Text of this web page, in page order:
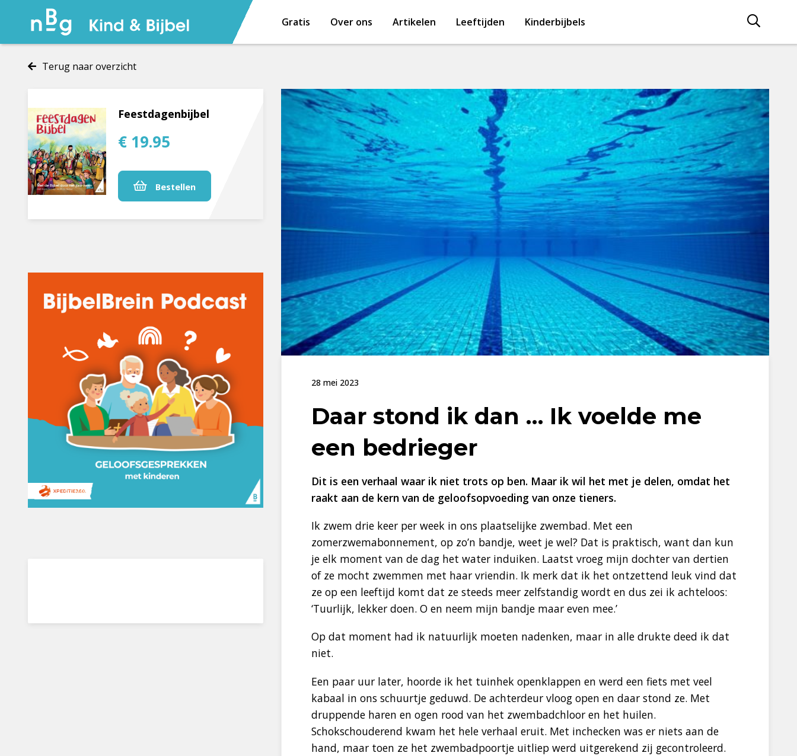
Gratis Over ons Artikelen Leeftijden Kinderbijbels
Terug naar overzicht
Feestdagenbijbel
€ 19.95
Bestellen
28 mei 2023
Daar stond ik dan … Ik voelde me
een bedrieger
Dit is een verhaal waar ik niet trots op ben. Maar ik wil het met je delen, omdat het
raakt aan de kern van de geloofsopvoeding van onze tieners.
Ik zwem drie keer per week in ons plaatselijke zwembad. Met een
zomerzwemabonnement, op zo’n bandje, weet je wel? Dat is praktisch, want dan kun
je elk moment van de dag het water induiken. Laatst vroeg mijn dochter van dertien
of ze mocht zwemmen met haar vriendin. Ik merk dat ik het ontzettend leuk vind dat
ze op een leeftijd komt dat ze steeds meer zelfstandig wordt en dus zei ik achteloos:
‘Tuurlijk, lekker doen. O en neem mijn bandje maar even mee.’
Op dat moment had ik natuurlijk moeten nadenken, maar in alle drukte deed ik dat
niet.
Een paar uur later, hoorde ik het tuinhek openklappen en werd een fiets met veel
kabaal in ons schuurtje geduwd. De achterdeur vloog open en daar stond ze. Met
druppende haren en ogen rood van het zwembadchloor en het huilen.
Schokschouderend kwam het hele verhaal eruit. Met inchecken was er niets aan de
hand, maar toen ze het zwembadpoortje uitliep werd uitgerekend zij gecontroleerd.